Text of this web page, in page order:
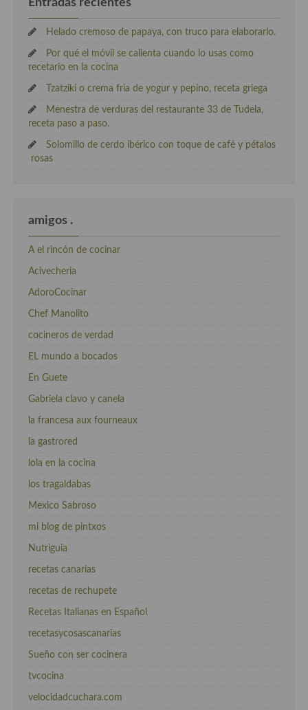
Helado cremoso de papaya, con truco para elaborarlo.
Por qué el móvil se calienta cuando lo usas como
recetario en la cocina
Tzatziki o crema fría de yogur y pepino, receta griega
Menestra de verduras del restaurante 33 de Tudela,
receta paso a paso.
Solomillo de cerdo ibérico con toque de café y pétalos
rosas
amigos .
A el rincón de cocinar
Acivecheria
AdoroCocinar
Chef Manolito
cocineros de verdad
EL mundo a bocados
En Guete
Gabriela clavo y canela
la francesa aux fourneaux
la gastrored
lola en la cocina
los tragaldabas
Mexico Sabroso
mi blog de pintxos
Nutriguia
recetas canarias
recetas de rechupete
Recetas Italianas en Español
recetasycosascanarias
Sueño con ser cocinera
tvcocina
velocidadcuchara.com